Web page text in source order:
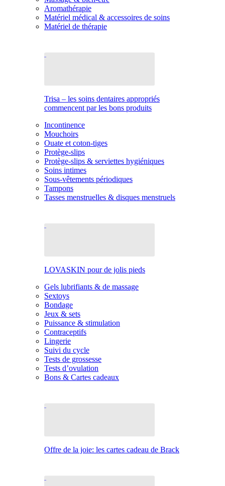
Aromathérapie
Matériel médical & accessoires de soins
Matériel de thérapie
Trisa – les soins dentaires appropriés
commencent par les bons produits
Incontinence
Mouchoirs
Ouate et coton-tiges
Protège-slips
Protège-slips & serviettes hygiéniques
Soins intimes
Sous-vêtements périodiques
Tampons
Tasses menstruelles & disques menstruels
LOVASKIN pour de jolis pieds
Gels lubrifiants & de massage
Sextoys
Bondage
Jeux & sets
Puissance & stimulation
Contraceptifs
Lingerie
Suivi du cycle
Tests de grossesse
Tests d’ovulation
Bons & Cartes cadeaux
Offre de la joie: les cartes cadeau de Brack